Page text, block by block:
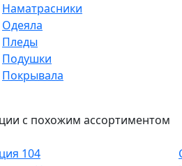
Наматрасники
Одеяла
Пледы
Подушки
Покрывала
с похожим ассортиментом
104